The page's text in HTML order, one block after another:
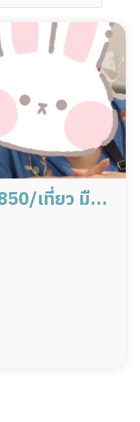
เที่ยว มือ